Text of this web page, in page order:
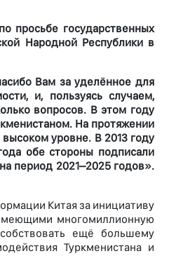
просьбе государственных
Народной Республики в
Вам за уделённое для
и, пользуясь случаем,
вопросов. В этом году
На протяжении
уровне. В 2013 году
обе стороны подписали
период 2021–2025 годов».
Китая за инициативу
многомиллионную
ещё большему
Туркменистана и